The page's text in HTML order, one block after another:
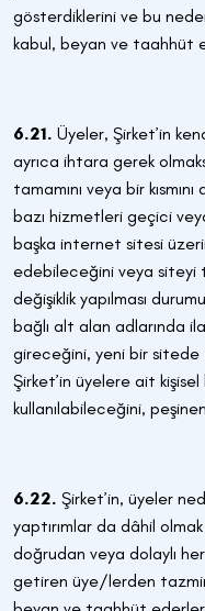
gösterdiklerini ve bu
kabul, beyan ve taahhüt
6.21. Üyeler, Şirket’in
ayrıca ihtara gerek
tamamını veya bir
bazı hizmetleri geçici
başka internet sitesi
edebileceğini veya
değişiklik yapılması
bağlı alt alan adlarında
gireceğini, yeni bir
Şirket’in üyelere ait
kullanılabileceğini,
6.22. Şirket’in, üyeler
yaptırımlar da dâhil
doğrudan veya dolaylı
getiren üye/lerden